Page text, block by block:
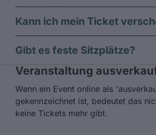
Kann ich mein Ticket
Gibt es feste Sitzplätze?
Veranstaltung
Wenn ein Event online als
gekennzeichnet ist, bedeutet das
keine Tickets mehr gibt.